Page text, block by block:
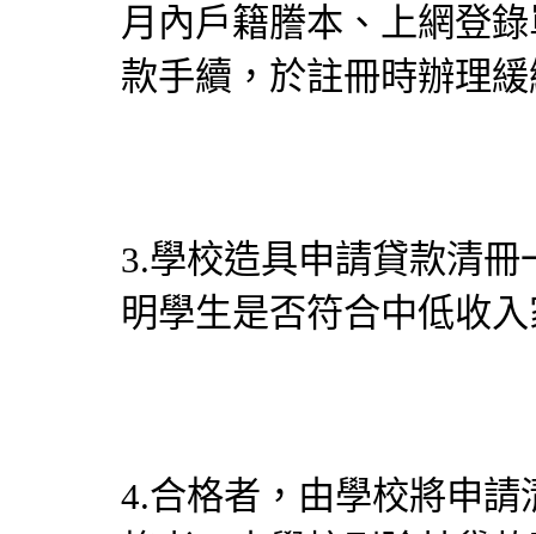
月內戶籍謄本、上網登
款手續，於註冊時辦理
3.學校造具申請貸款清
明學生是否符合中低收
4.合格者，由學校將申